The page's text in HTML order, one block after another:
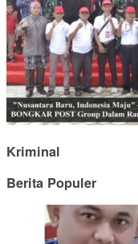
Kriminal
Berita Populer